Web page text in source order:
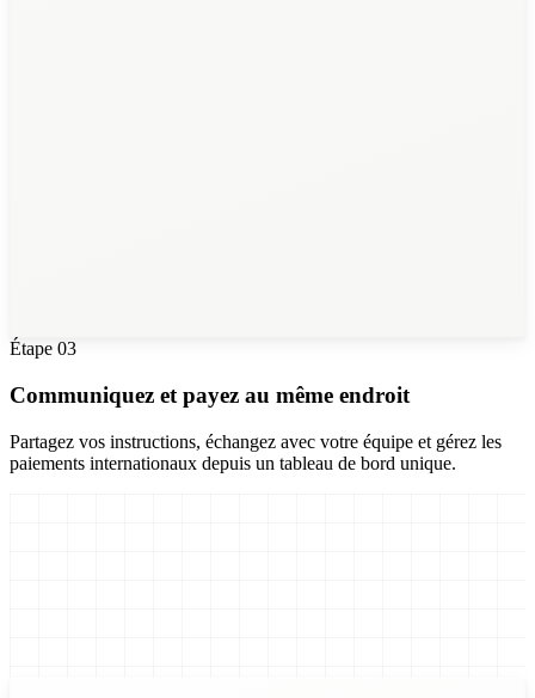
Étape 03
Communiquez et payez au même endroit
Partagez vos instructions, échangez avec votre équipe et gérez les
paiements internationaux depuis un tableau de bord unique.